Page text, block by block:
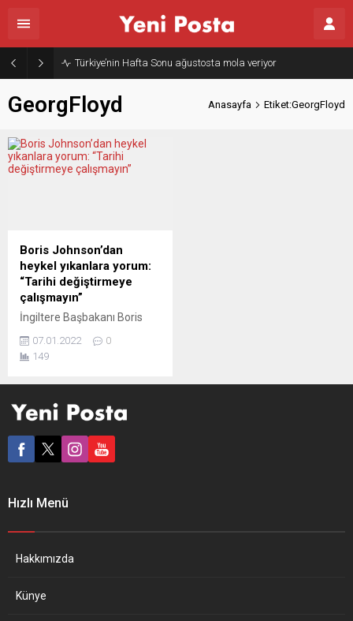
Türkiye’nin Hafta Sonu ağustosta mola veriyor
GeorgFloyd Anasayfa Etiket:GeorgFloyd
Boris Johnson’dan
heykel yıkanlara yorum:
“Tarihi değiştirmeye
çalışmayın”
İngiltere Başbakanı Boris
köle taciri Edward Colston’ın
heykelini denize atan 4 kişi
dönük olarak tarihi
girmemeleri gerektiğini
söyledi. Johnson’a, bir aşı
düşünceleri soruldu. Karar
mahkemenin alanına...
07.01.2022
0
149
Hızlı Menü
Hakkımızda
Künye